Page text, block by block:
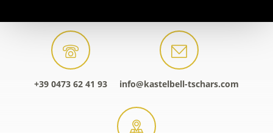
+39 0473 62 41 93 info@kastelbell-tschars.com